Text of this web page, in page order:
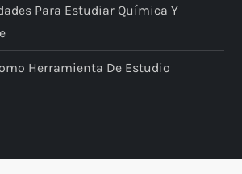
Para Estudiar Química Y
Herramienta De Estudio